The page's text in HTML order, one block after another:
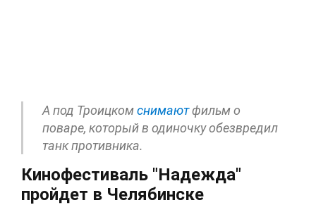
А под Троицкомснимаютфильм о
поваре, который в одиночку обезвредил
танк противника.
Кинофестиваль "Надежда"
пройдет в Челябинске